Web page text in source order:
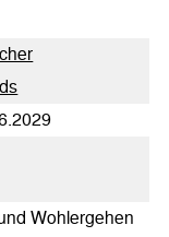
Wohlergehen